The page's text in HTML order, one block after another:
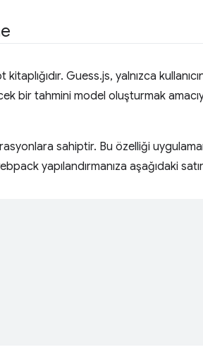
Guess.js, yalnızca
bir tahmini model oluşturmak
sahiptir. Bu özelliği
yapılandırmanıza aşağıdaki